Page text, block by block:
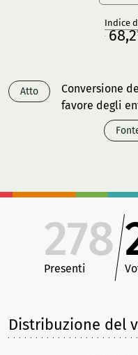
Indice
68,2
Atto
Conversione
favore degli
278
Presenti
Distribuzione del